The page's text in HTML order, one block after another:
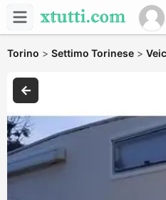
Torino > Settimo Torinese >